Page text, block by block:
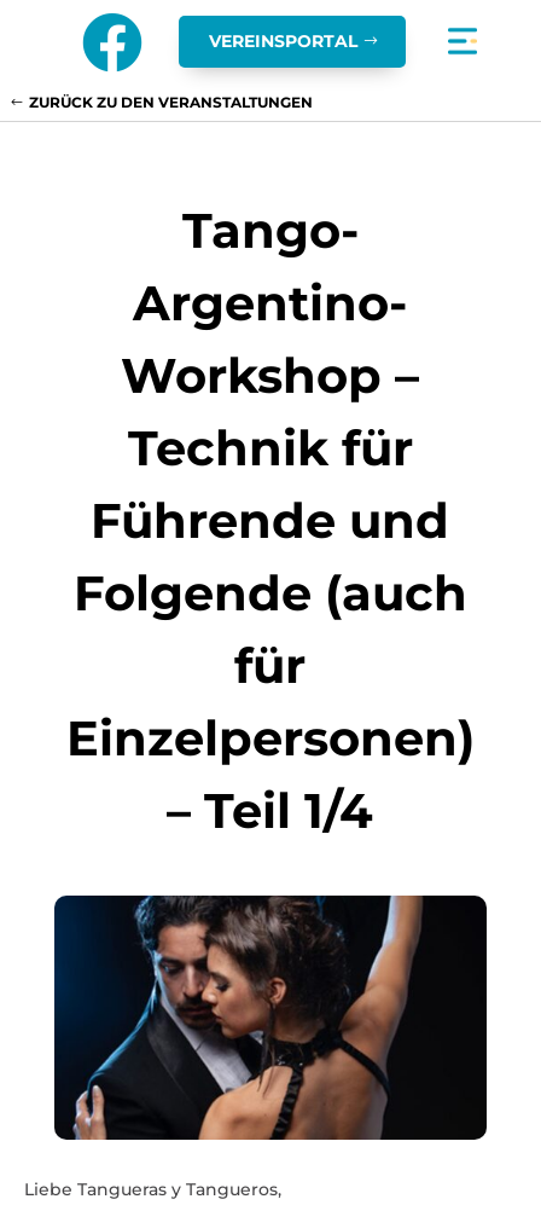
 VEREINSPORTAL
ZURÜCK ZU DEN VERANSTALTUNGEN
Tango-
Argentino-
Workshop –
Technik für
Führende und
Folgende (auch
für
Einzelpersonen)
– Teil 1/4
Liebe Tangueras y Tangueros,